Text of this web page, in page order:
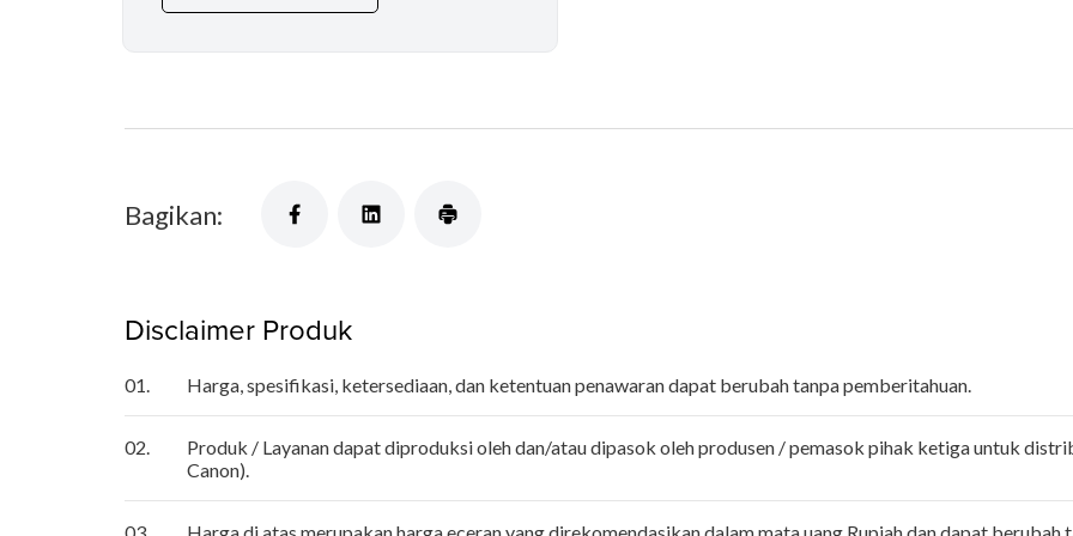
Bagikan:
Disclaimer Produk
01. Harga, spesifikasi, ketersediaan, dan ketentuan penawaran dapat berubah tanpa pemberitahuan.
02.
Produk / Layanan dapat diproduksi oleh dan/atau dipasok oleh produsen / pemasok pihak ketiga untuk
Canon).